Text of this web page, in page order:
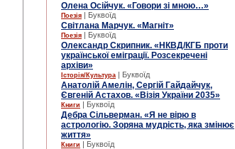
Олена Осійчук. «Говори зі мною…»
Поезія | Буквоїд
Світлана Марчук. «Магніт»
Поезія | Буквоїд
Олександр Скрипник. «НКВД/КГБ проти
української еміграції. Розсекречені
архіви»
Історія/Культура | Буквоїд
Анатолій Амелін, Сергій Гайдайчук,
Євгеній Астахов. «Візія України 2035»
Книги | Буквоїд
Дебра Сільверман. «Я не вірю в
астрологію. Зоряна мудрість, яка змінює
життя»
Книги | Буквоїд